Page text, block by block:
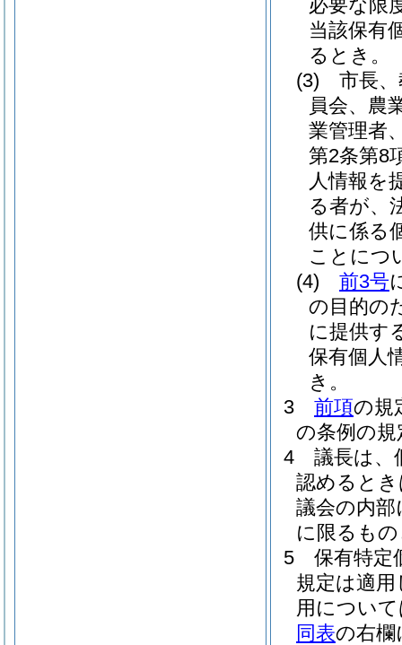
必要な限
当該保有
るとき。
(3)
市長
員会、農
業管理者
第2条第8
人情報を
る者が、
供に係る
ことにつ
(4)
前3号
の目的の
に提供す
保有個人
き。
3
前項の規
の条例の
4
議長は、
認めると
議会の内
に限るも
5
保有特定
規定は適
用につい
同表の右欄